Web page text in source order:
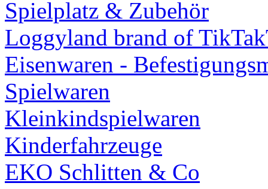
Spielplatz & Zubehör
Loggyland brand of
Eisenwaren -
Spielwaren
Kleinkindspielwaren
Kinderfahrzeuge
EKO Schlitten & Co